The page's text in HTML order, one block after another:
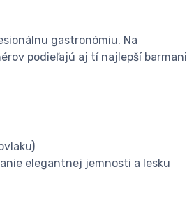
gastronómiu. Na
podieľajú aj tí najlepší barmani
elegantnej jemnosti a lesku